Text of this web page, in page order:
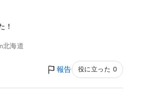
！
北海道
報告 役に立った 0